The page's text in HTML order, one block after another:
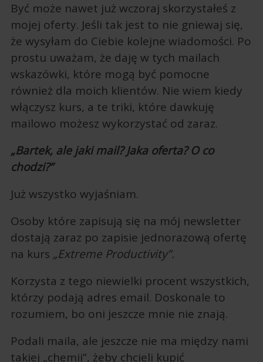
Być może nawet już wczoraj skorzystałeś z
mojej oferty. Jeśli tak jest to nie gniewaj się,
że wysyłam do Ciebie kolejne wiadomości. Po
prostu uważam, że daję w tych mailach
wskazówki, które mogą być pomocne
również dla moich klientów. Nie wiem kiedy
włączysz kurs, a te triki, które dawkuję
mailowo możesz wykorzystać od zaraz.
„Bartek, ale jaki mail? Jaka oferta? O co
chodzi?”
Już wszystko wyjaśniam.
Osoby które zapisują się na mój newsletter
dostają zaraz po zapisie jednorazową ofertę
na kurs „Extreme Productivity”.
Korzysta z tego niewielki procent wszystkich,
którzy podają adres email. Doskonale to
rozumiem, bo oni jeszcze mnie nie znają.
Podali maila, ale jeszcze nie ma między nami
takiej „chemii”, żeby chcieli kupić